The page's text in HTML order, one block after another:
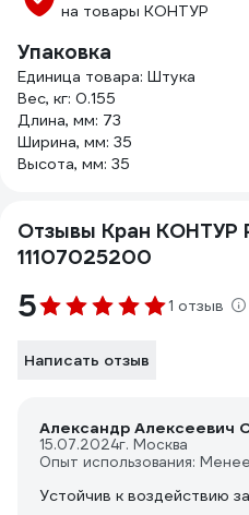
на товары КОНТУР
Упаковка
Единица товара: Штука
Вес, кг: 0.155
Длина, мм: 73
Ширина, мм: 35
Высота, мм: 35
Отзывы Кран КОНТУР
11107025200
5 1 отзыв
Написать отзыв
Александр Алексеевич
15.07.2024г. Москва
Опыт использования:
Устойчив к воздействию